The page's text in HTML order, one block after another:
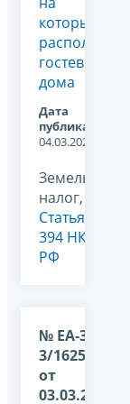
которых
расположены
гостевые
дома
Дата
публикации:
04.03.2026
Земельный
налог,
Статья
394 НК
РФ
№ ЕА-36-
3/1625@
от
03.03.2026